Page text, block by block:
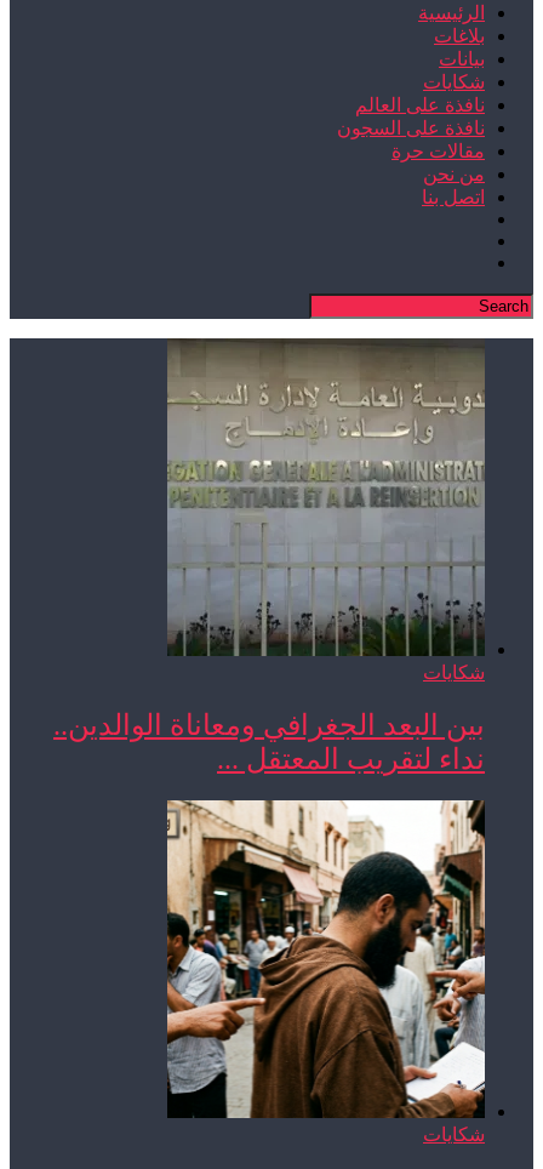
الرئيسية
بلاغات
بيانات
شكايات
نافذة على العالم
نافذة على السجون
مقالات حرة
من نحن
اتصل بنا
شكايات
بين البعد الجغرافي ومعاناة الوالدين..
نداء لتقريب المعتقل ...
شكايات